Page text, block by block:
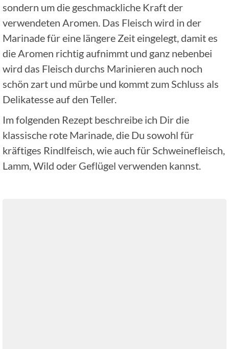
sondern um die geschmackliche Kraft der
verwendeten Aromen. Das Fleisch wird in der
Marinade für eine längere Zeit eingelegt, damit es
die Aromen richtig aufnimmt und ganz nebenbei
wird das Fleisch durchs Marinieren auch noch
schön zart und mürbe und kommt zum Schluss als
Delikatesse auf den Teller.
Im folgenden Rezept beschreibe ich Dir die
klassische rote Marinade, die Du sowohl für
kräftiges Rindlfeisch, wie auch für Schweinefleisch,
Lamm, Wild oder Geflügel verwenden kannst.